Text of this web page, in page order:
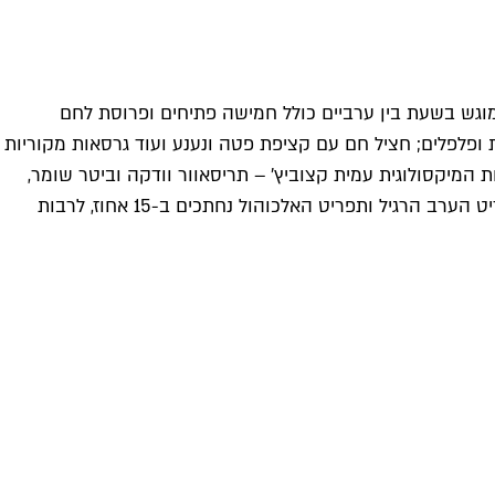
בשעת בין ערביים כולל חמישה פתיחים ופרוסת לחם
ופלפלים; חציל חם עם קציפת פטה ונענע ועוד גרסאות מקוריות
ב-44 ש"ח לכוס ו-158 ש"ח לבקבוק וקוקטיילים שרוקחת המיקסולוגית עמית קצוביץ' – תריסאוור וודקה וביטר שומר,
פיצג'רלד בגינה (ג'ין עכו בשטיפת שמן זית עם ורמוט לבן ועשבי תיבול) ובלאדי מאי עם סירופ פלפלי שושקה. בשעות המוזהבות תפריט הערב הרגיל ותפריט האלכוהול נחתכים ב-15 אחוז, לרבות